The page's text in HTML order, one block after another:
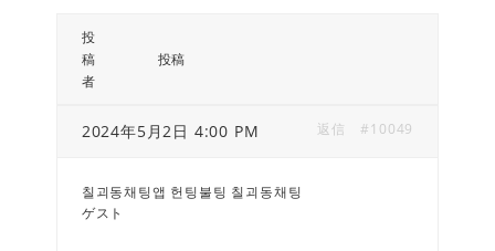
投
稿
者
投稿
2024年5月2日 4:00 PM #10049
返信
칠괴동채팅앱 헌팅불팅 칠괴동채팅
ゲスト